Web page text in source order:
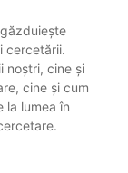
cercetării.
noștri, cine și
cine și cum
la lumea în